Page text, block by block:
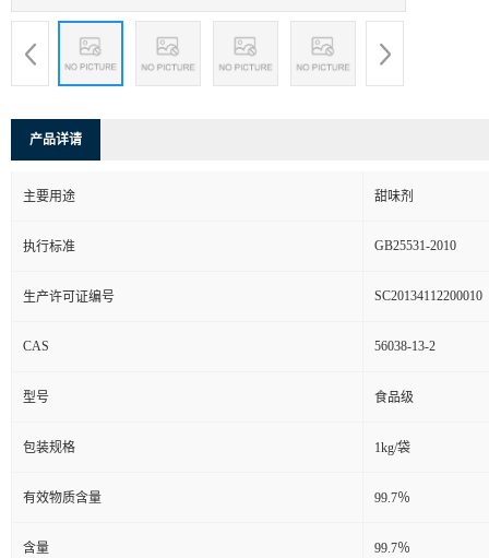
产品详请
主要用途 甜味剂
执行标准 GB25531-2010
生产许可证编号 SC20134112200010
CAS 56038-13-2
型号 食品级
包装规格 1kg/袋
有效物质含量 99.7％
含量 99.7％